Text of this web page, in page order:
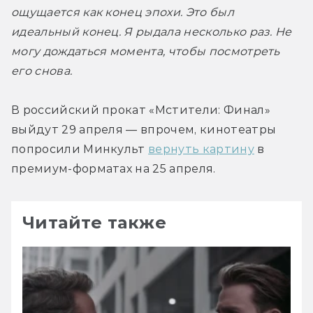
ощущается как конец эпохи. Это был
идеальный конец. Я рыдала несколько раз. Не
могу дождаться момента, чтобы посмотреть
его снова.
В российский прокат «Мстители: Финал»
выйдут 29 апреля — впрочем, кинотеатры
попросили Минкульт вернуть картину в
премиум-форматах на 25 апреля.
Читайте также